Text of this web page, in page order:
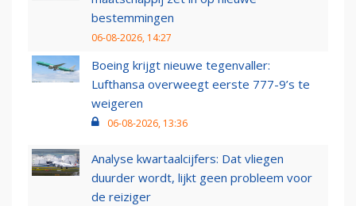
bestemmingen
06-08-2026, 14:27
Boeing krijgt nieuwe tegenvaller:
Lufthansa overweegt eerste 777-9’s te
weigeren
06-08-2026, 13:36
Analyse kwartaalcijfers: Dat vliegen
duurder wordt, lijkt geen probleem voor
de reiziger